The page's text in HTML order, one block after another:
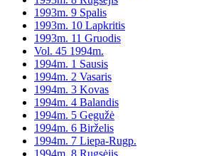
1993m. 9 Spalis
1993m. 10 Lapkritis
1993m. 11 Gruodis
Vol. 45 1994m.
1994m. 1 Sausis
1994m. 2 Vasaris
1994m. 3 Kovas
1994m. 4 Balandis
1994m. 5 Gegužė
1994m. 6 Birželis
1994m. 7 Liepa-Rugp.